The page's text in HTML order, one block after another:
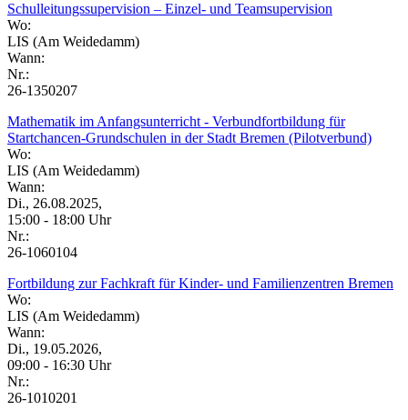
Schulleitungssupervision – Einzel- und Teamsupervision
Wo:
LIS (Am Weidedamm)
Wann:
Nr.:
26-1350207
Mathematik im Anfangsunterricht - Verbundfortbildung für
Startchancen-Grundschulen in der Stadt Bremen (Pilotverbund)
Wo:
LIS (Am Weidedamm)
Wann:
Di., 26.08.2025,
15:00 - 18:00 Uhr
Nr.:
26-1060104
Fortbildung zur Fachkraft für Kinder- und Familienzentren Bremen
Wo:
LIS (Am Weidedamm)
Wann:
Di., 19.05.2026,
09:00 - 16:30 Uhr
Nr.:
26-1010201